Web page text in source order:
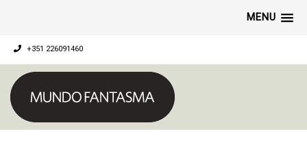
MENU
+351 226091460